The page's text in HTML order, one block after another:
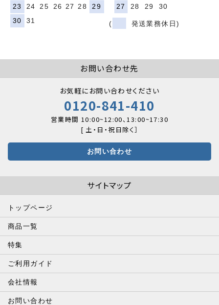
23
24 25 26 27 28
29
30
31
27
28 29 30
( 発送業務休日)
お問い合わせ先
お気軽にお問い合わせください
0120-841-410
営業時間 10:00~12:00、13:00~17:30
[ 土・日・祝日除く］
お問い合わせ
サイトマップ
トップページ
商品一覧
特集
ご利用ガイド
会社情報
お問い合わせ